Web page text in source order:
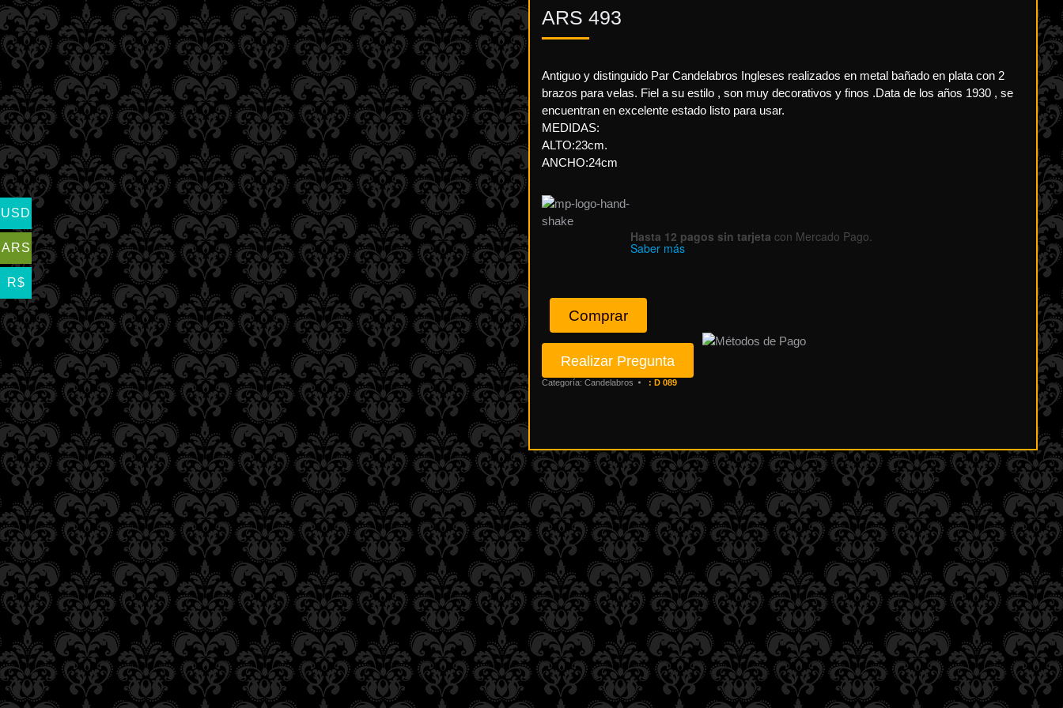
ARS 493
Antiguo y distinguido Par Candelabros Ingleses realizados en metal bañado en plata con 2
brazos para velas. Fiel a su estilo , son muy decorativos y finos .Data de los años 1930 , se
encuentran en excelente estado listo para usar.
MEDIDAS:
ALTO:23cm.
ANCHO:24cm
Hasta 12 pagos sin tarjeta con Mercado Pago.
Saber más
Comprar
Categoría: Candelabros : D 089
USD
ARS
R$